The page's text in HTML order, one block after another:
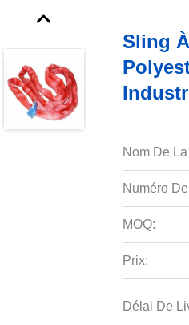
Sling
Nom De
Numéro
MOQ:
Prix:
Délai De